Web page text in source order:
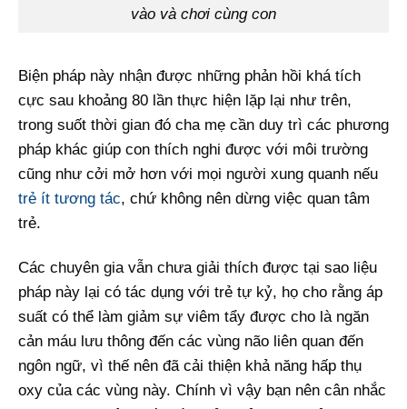
vào và chơi cùng con
Biện pháp này nhận được những phản hồi khá tích
cực sau khoảng 80 lần thực hiện lặp lại như trên,
trong suốt thời gian đó cha mẹ cần duy trì các phương
pháp khác giúp con thích nghi được với môi trường
cũng như cởi mở hơn với mọi người xung quanh nếu
trẻ ít tương tác, chứ không nên dừng việc quan tâm
trẻ.
Các chuyên gia vẫn chưa giải thích được tại sao liệu
pháp này lại có tác dụng với trẻ tự kỷ, họ cho rằng áp
suất có thể làm giảm sự viêm tẩy được cho là ngăn
cản máu lưu thông đến các vùng não liên quan đến
ngôn ngữ, vì thế nên đã cải thiện khả năng hấp thụ
oxy của các vùng này. Chính vì vậy bạn nên cân nhắc